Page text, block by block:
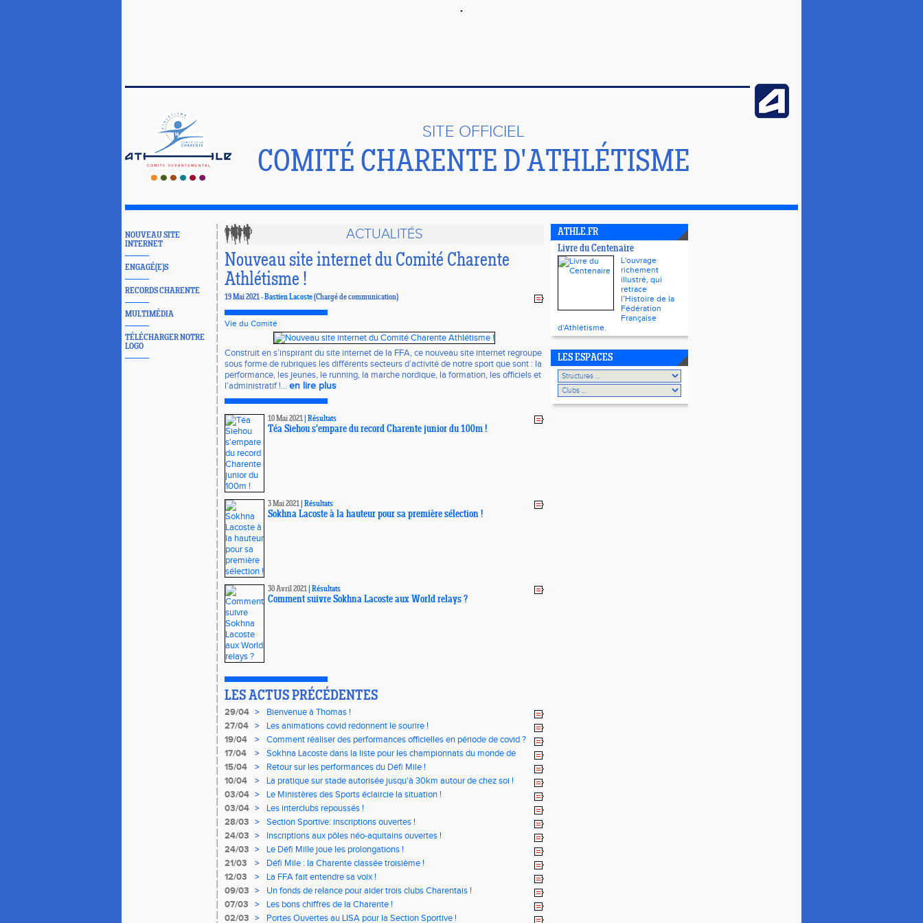
SITE OFFICIEL
COMITÉ CHARENTE D'ATHLÉTISME
NOUVEAU SITE
INTERNET
ENGAGÉ(E)S
RECORDS CHARENTE
MULTIMÉDIA
TÉLÉCHARGER NOTRE
LOGO
ACTUALITÉS
Nouveau site internet du Comité Charente
Athlétisme !
19 Mai 2021 -Bastien Lacoste(Chargé de communication)
Vie du Comité
Construit en s’inspirant du site internet de la FFA, ce nouveau site internet regroupe
sous forme de rubriques les différents secteurs d’activité de notre sport que sont : la
performance, les jeunes, le running, la marche nordique, la formation, les officiels et
l’administratif !... en lire plus
10 Mai 2021 Résultats
Téa Siehou s'empare du record Charente junior du 100m !
3 Mai 2021 Résultats
Sokhna Lacoste à la hauteur pour sa première sélection !
30 Avril 2021 Résultats
Comment suivre Sokhna Lacoste aux World relays ?
LES ACTUS PRÉCÉDENTES
29/04 >
Bienvenue à Thomas !
27/04 >
Les animations covid redonnent le sourire !
19/04
>
Comment réaliser des performances officielles en période de covid ?
17/04
>
Sokhna Lacoste dans la liste pour les championnats du monde de
relais !
15/04 >
Retour sur les performances du Défi Mile !
10/04
>
La pratique sur stade autorisée jusqu'à 30km autour de chez soi !
03/04 >
Le Ministères des Sports éclaircie la situation !
03/04 >
Les interclubs repoussés !
28/03 >
Section Sportive: inscriptions ouvertes !
24/03 >
Inscriptions aux pôles néo-aquitains ouvertes !
24/03 >
Le Défi Mille joue les prolongations !
21/03
>
Défi Mile : la Charente classée troisième !
12/03
>
La FFA fait entendre sa voix !
09/03 >
Un fonds de relance pour aider trois clubs Charentais !
07/03
>
Les bons chiffres de la Charente !
02/03 > Portes Ouvertes au LISA pour la Section Sportive !
ATHLE.FR
Livre du Centenaire
L'ouvrage
richement
illustré, qui
retrace
l’Histoire de la
Fédération
Française
d'Athlétisme.
LES ESPACES